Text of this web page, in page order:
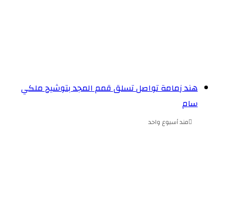
هند زمامة تواصل تسلق قمم المجد بتوشيح ملكي
سام
مند أسبوع واحد